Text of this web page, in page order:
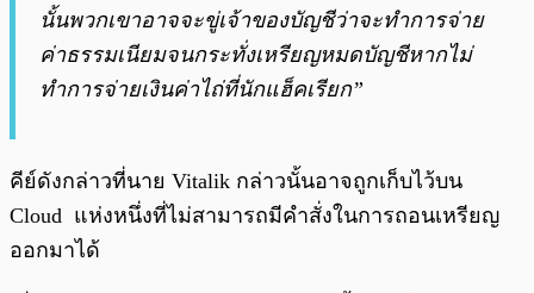
นั้นพวกเขาอาจจะขู่เจ้าของบัญชีว่าจะทำการจ่าย
ค่าธรรมเนียมจนกระทั่งเหรียญหมดบัญชีหากไม่
ทำการจ่ายเงินค่าไถ่ที่นักแฮ็คเรียก”
คีย์ดังกล่าวที่นาย Vitalik กล่าวนั้นอาจถูกเก็บไว้บน
Cloud แห่งหนึ่งที่ไม่สามารถมีคำสั่งในการถอนเหรียญ
ออกมาได้